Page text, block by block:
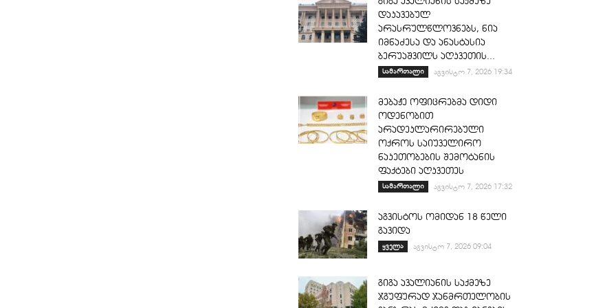
დაკავებულ
არასრულწლოვნებს, ნია
იმნაძესა და ანასტასია
ბერუაშვილს აღკვეთის...
სამართალი აგვისტო 7, 2026 19:34
მებაჟე ოფიცრებმა დიდი
ოდენობით
არადეკლარირებული
ოქროს საიუველირო
ნაკეთობების შემოტანის
ფაქტები აღკვეთეს
სამართალი აგვისტო 7, 2026 17:32
აგვისტოს ომიდან 18 წელი
გავიდა
ყველა აგვისტო 7, 2026 09:04
გიგა ავალიანის საქმეზე
ჯგუფურად ჯანმრთელობის